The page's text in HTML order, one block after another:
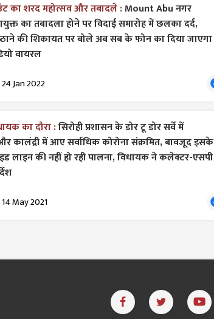
का शरद महोत्सव और तबादले :Mount Abu नगर
का तबादला होने पर विदाई समारोह में छलका दर्द,
की शिकायत पर बोले अब सब के फोन का दिया जाएगा
वायरल
24 Jan 2022
का दौरा :सिरोही प्रशासन के डोर टू डोर सर्वे में
कालंद्री में आए सर्वाधिक कोरोना संक्रमित, बावजूद इसके
लाइन की नहीं हो रही पालना, विधायक ने कलेक्टर-एसपी
14 May 2021